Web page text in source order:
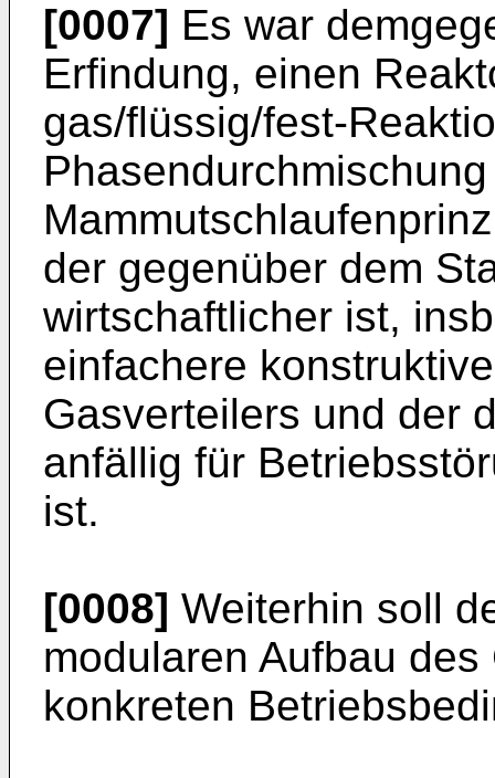
[0007] Es war
Erfindung, einen
gas/flüssig/fest-
der gegenüber dem
wirtschaftlicher ist,
einfachere
Gasverteilers und der
anfällig für
ist.
[0008] Weiterhin soll
modularen Aufbau
konkreten